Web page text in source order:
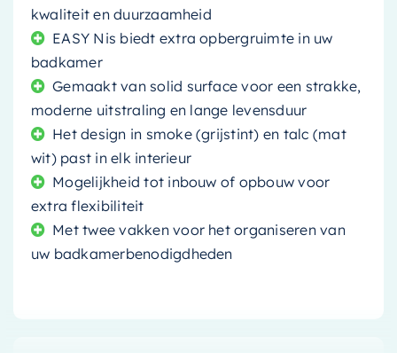
kwaliteit en duurzaamheid
EASY Nis biedt extra opbergruimte in uw
badkamer
Gemaakt van solid surface voor een strakke,
moderne uitstraling en lange levensduur
Het design in smoke (grijstint) en talc (mat
wit) past in elk interieur
Mogelijkheid tot inbouw of opbouw voor
extra flexibiliteit
Met twee vakken voor het organiseren van
uw badkamerbenodigdheden